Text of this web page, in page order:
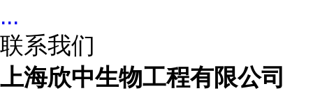
...
联系我们
上海欣中生物工程有限公司